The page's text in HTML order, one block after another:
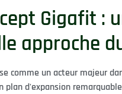
Gigafit :
approche
comme un acteur majeur
plan d'expansion